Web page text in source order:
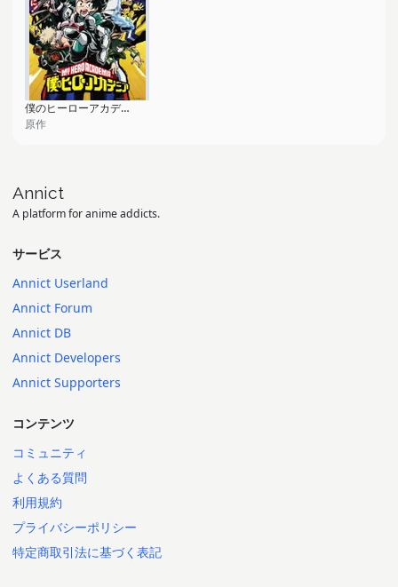
僕のヒーローアカデミア
原作
Annict
A platform for anime addicts.
サービス
Annict Userland
Annict Forum
Annict DB
Annict Developers
Annict Supporters
コンテンツ
コミュニティ
よくある質問
利用規約
プライバシーポリシー
特定商取引法に基づく表記